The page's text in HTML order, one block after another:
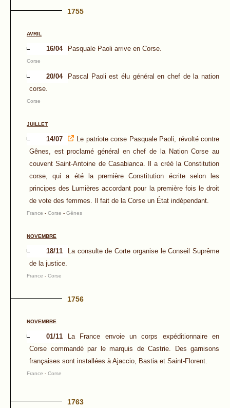
1755
AVRIL
16/04 Pasquale Paoli arrive en Corse.
Corse
20/04
Pascal Paoli est élu général en chef de la nation
corse.
Corse
JUILLET
14/07
Le patriote corse Pasquale Paoli, révolté contre
Gênes, est proclamé général en chef de la Nation Corse au
couvent Saint-Antoine de Casabianca. Il a créé la Constitution
corse, qui a été la première Constitution écrite selon les
principes des Lumières accordant pour la première fois le droit
de vote des femmes. Il fait de la Corse un État indépendant.
France - Corse - Gênes
NOVEMBRE
18/11
La consulte de Corte organise le Conseil Suprême
de la justice.
France - Corse
1756
NOVEMBRE
01/11
La France envoie un corps expéditionnaire en
Corse commandé par le marquis de Castrie. Des garnisons
françaises sont installées à Ajaccio, Bastia et Saint-Florent.
France - Corse
1763